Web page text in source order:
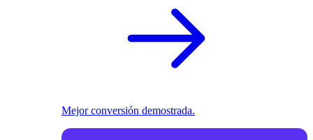
Mejor conversión demostrada.